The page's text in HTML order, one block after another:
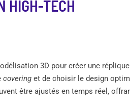
HIGH-TECH
3D pour créer une
covering et de choisir le design
être ajustés en temps réel,